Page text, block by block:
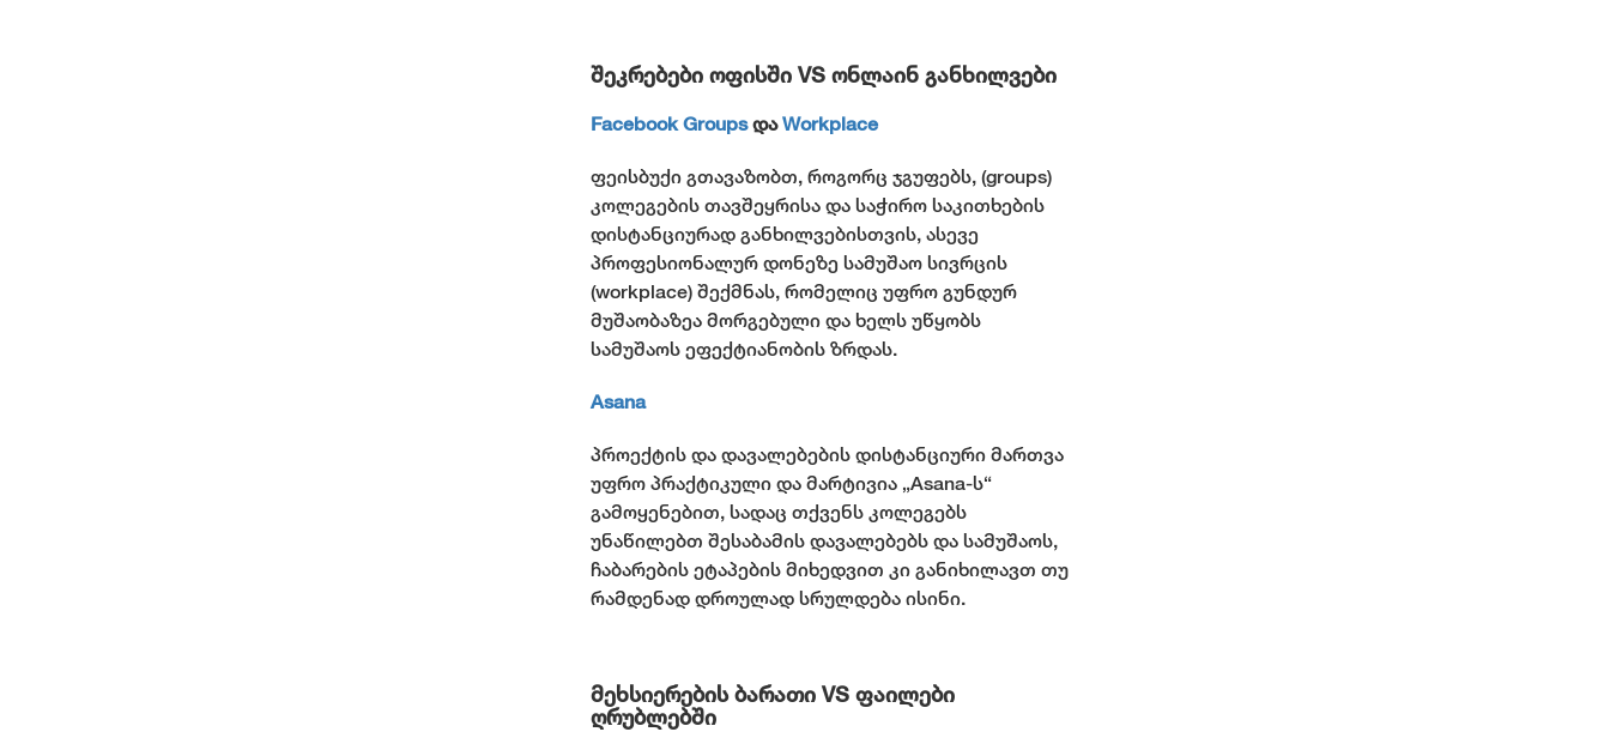
შეკრებები ოფისში VS ონლაინ განხილვები
Facebook GroupsდაWorkplace
ფეისბუქი გთავაზობთ, როგორც ჯგუფებს, (groups)
კოლეგების თავშეყრისა და საჭირო საკითხების
დისტანციურად განხილვებისთვის, ასევე
პროფესიონალურ დონეზე სამუშაო სივრცის
(workplace) შექმნას, რომელიც უფრო გუნდურ
მუშაობაზეა მორგებული და ხელს უწყობს
სამუშაოს ეფექტიანობის ზრდას.
Asana
პროექტის და დავალებების დისტანციური მართვა
უფრო პრაქტიკული და მარტივია „Asana-ს“
გამოყენებით, სადაც თქვენს კოლეგებს
უნაწილებთ შესაბამის დავალებებს და სამუშაოს,
ჩაბარების ეტაპების მიხედვით კი განიხილავთ თუ
რამდენად დროულად სრულდება ისინი.
მეხსიერების ბარათი VS ფაილები
ღრუბლებში